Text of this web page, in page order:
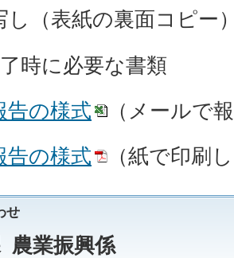
し（表紙の裏面コピー
時に必要な書類
告の様式 （メールで
告の様式 （紙で印刷
せ
農業振興係